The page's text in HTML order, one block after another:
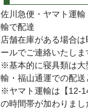
佐川急便・ヤマト運
輸で配達
店舗在庫がある場合
ールでご連絡いたしま
※基本的に寝具類は大
輸・福山通運での配送
※ヤマト運輸は【12-
の時間帯が加わりまし